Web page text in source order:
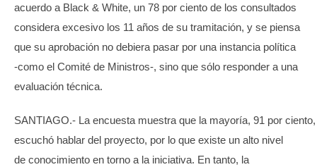
acuerdo a Black & White, un 78 por ciento de los consultados
considera excesivo los 11 años de su tramitación, y se piensa
que su aprobación no debiera pasar por una instancia política
-como el Comité de Ministros-, sino que sólo responder a una
evaluación técnica.
SANTIAGO.- La encuesta muestra que la mayoría, 91 por ciento,
escuchó hablar del proyecto, por lo que existe un alto nivel
de conocimiento en torno a la iniciativa. En tanto, la